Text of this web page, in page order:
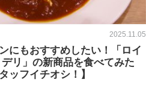
2025.11.05
にもおすすめしたい！「ロイ
リ」の新商品を食べてみた
ッフイチオシ！】